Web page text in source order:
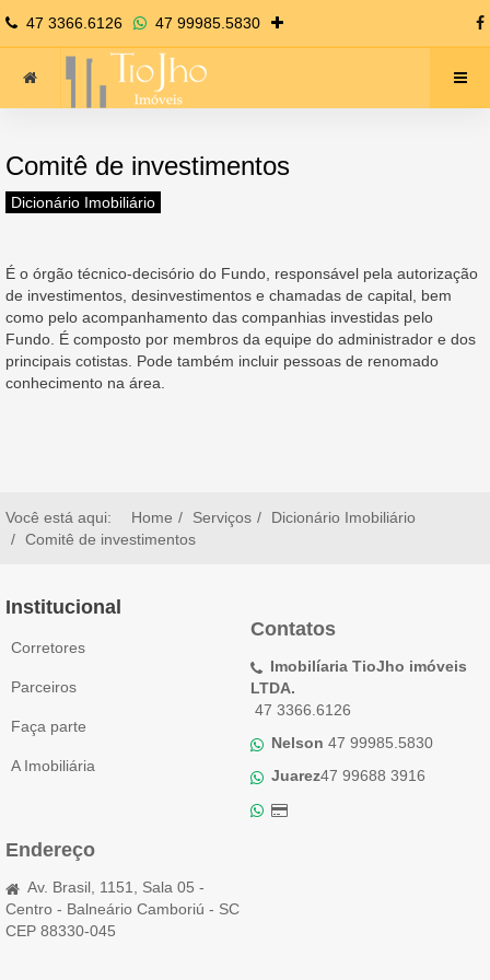
47 3366.6126 47 99985.5830
Comitê de investimentos
Dicionário Imobiliário
É o órgão técnico-decisório do Fundo, responsável pela autorização
de investimentos, desinvestimentos e chamadas de capital, bem
como pelo acompanhamento das companhias investidas pelo
Fundo. É composto por membros da equipe do administrador e dos
principais cotistas. Pode também incluir pessoas de renomado
conhecimento na área.
Você está aqui: Home Serviços
Dicionário Imobiliário
Comitê de investimentos
Institucional
Corretores
Parceiros
Faça parte
A Imobiliária
Contatos
Imobilíaria TioJho imóveis
LTDA.
47 3366.6126
Nelson 47 99985.5830
Juarez47 99688 3916
Endereço
Av. Brasil, 1151, Sala 05 -
Centro - Balneário Camboriú - SC
CEP 88330-045